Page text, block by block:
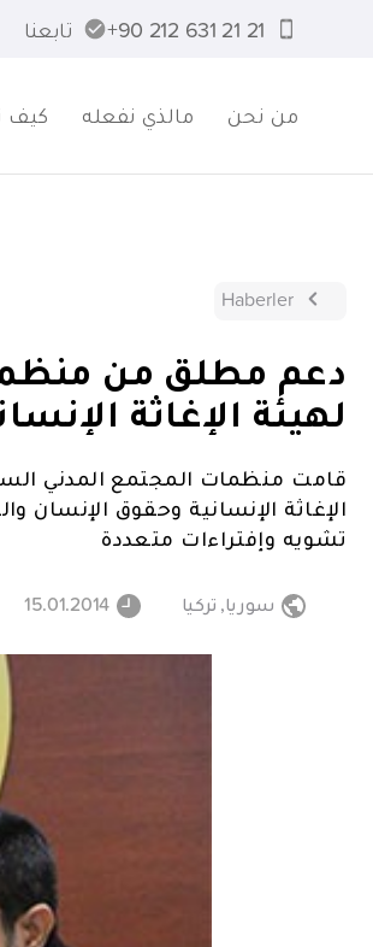
21 21 631 212 90+ تابعنا
من نحن مالذي نفعله كيف
Haberler
دعم مطلق من
لهيئة الإغاثة
قامت منظمات المجتمع المدني
تشويه وإفتراءات متعددة
سوريا, تركيا 15.01.2014